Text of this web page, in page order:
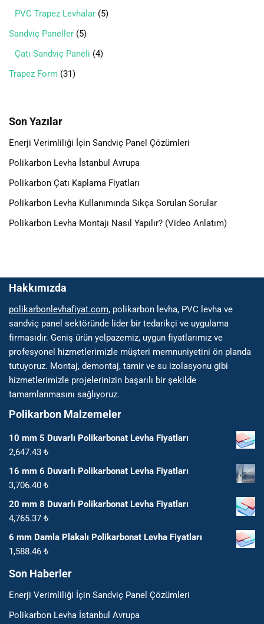
PVC Trapez Levhalar 5
Sandviç Paneller 5
Çatı Sandviç Paneli 4
Trapez Form 31
Son Yazılar
Enerji Verimliliği İçin Sandviç Panel Çözümleri
Polikarbon Levha İstanbul Avrupa
Polikarbon Çatı Kaplama Fiyatları
Polikarbon Levha Kullanımında Sıkça Sorulan Sorular
Polikarbon Levha Montajı Nasıl Yapılır? (Video Anlatım)
Hakkımızda
polikarbonlevhafiyat.com, polikarbon levha, PVC levha ve
sandviç panel sektöründe lider bir tedarikçi ve uygulama
firmasıdır. Geniş ürün yelpazemiz, uygun fiyatlarımız ve
profesyonel hizmetlerimizle müşteri memnuniyetini ön planda
tutuyoruz. Montaj, demontaj, tamir ve su izolasyonu gibi
hizmetlerimizle projelerinizin başarılı bir şekilde
tamamlanmasını sağlıyoruz.
Polikarbon Malzemeler
10 mm 5 Duvarlı Polikarbonat Levha Fiyatları
2,647.43 ₺
16 mm 6 Duvarlı Polikarbonat Levha Fiyatları
3,706.40 ₺
20 mm 8 Duvarlı Polikarbonat Levha Fiyatları
4,765.37 ₺
6 mm Damla Plakalı Polikarbonat Levha Fiyatları
1,588.46 ₺
Son Haberler
Enerji Verimliliği İçin Sandviç Panel Çözümleri
Polikarbon Levha İstanbul Avrupa